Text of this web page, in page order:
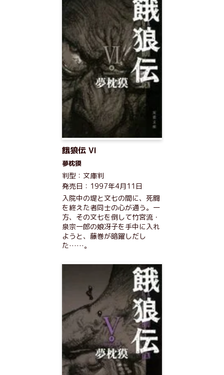
餓狼伝 VI
夢枕獏
判型：文庫判
発売日：1997年4月11日
入院中の堤と文七の間に、死闘
を終えた者同士の心が通う。一
方、その文七を倒して竹宮流・
泉宗一郎の娘冴子を手中に入れ
ようと、藤巻が暗躍しだし
た……。